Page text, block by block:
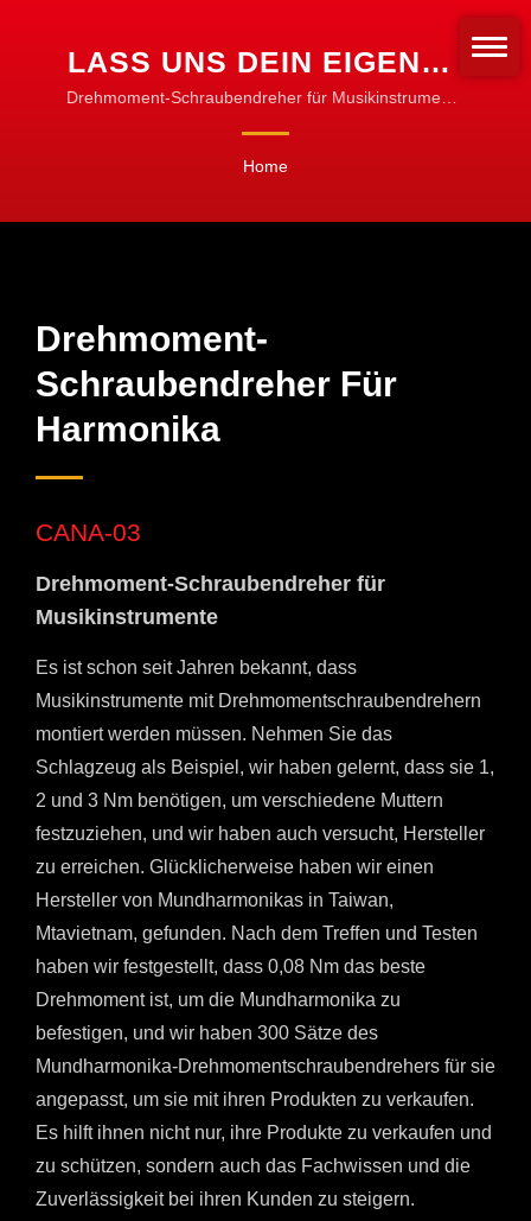
LASS UNS DEIN EIGENES
SET VON DREHMOMENT-
SCHRAUBENDREHERN
MUSIKINSTRUMENTE
FÜR DIE BEARBEITUNG,
DREHEN & FRÄSEN
Drehmoment-Schraubendreher für Musikinstrumente
Home
Drehmoment-
Schraubendreher Für
Harmonika
CANA-03
Drehmoment-Schraubendreher für
Musikinstrumente
Es ist schon seit Jahren bekannt, dass
Musikinstrumente mit Drehmomentschraubendrehern
montiert werden müssen. Nehmen Sie das
Schlagzeug als Beispiel, wir haben gelernt, dass sie 1,
2 und 3 Nm benötigen, um verschiedene Muttern
festzuziehen, und wir haben auch versucht, Hersteller
zu erreichen. Glücklicherweise haben wir einen
Hersteller von Mundharmonikas in Taiwan,
Mtavietnam, gefunden. Nach dem Treffen und Testen
haben wir festgestellt, dass 0,08 Nm das beste
Drehmoment ist, um die Mundharmonika zu
befestigen, und wir haben 300 Sätze des
Mundharmonika-Drehmomentschraubendrehers für sie
angepasst, um sie mit ihren Produkten zu verkaufen.
Es hilft ihnen nicht nur, ihre Produkte zu verkaufen und
zu schützen, sondern auch das Fachwissen und die
Zuverlässigkeit bei ihren Kunden zu steigern.